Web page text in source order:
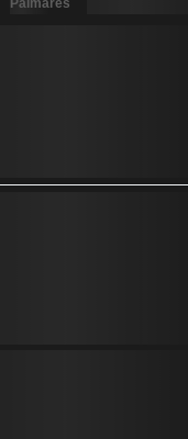
Palmarès